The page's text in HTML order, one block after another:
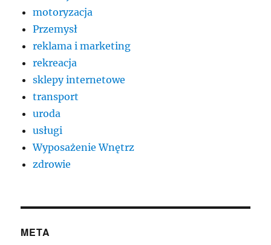
motoryzacja
Przemysł
reklama i marketing
rekreacja
sklepy internetowe
transport
uroda
usługi
Wyposażenie Wnętrz
zdrowie
META